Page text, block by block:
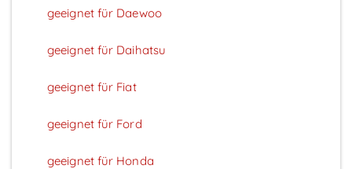
geeignet für Daewoo
geeignet für Daihatsu
geeignet für Fiat
geeignet für Ford
geeignet für Honda